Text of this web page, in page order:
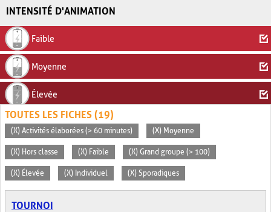
INTENSITÉ D'ANIMATION
Faible
Moyenne
Élevée
TOUTES LES FICHES (19)
(X) Activités élaborées (> 60 minutes) (X) Moyenne
(X) Hors classe (X) Faible (X) Grand groupe (> 100)
(X) Élevée (X) Individuel (X) Sporadiques
TOURNOI